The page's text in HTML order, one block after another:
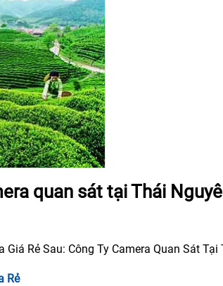
quan sát tại Thái
Rẻ Sau: Công Ty Camera Quan Sát Tại
Rẻ